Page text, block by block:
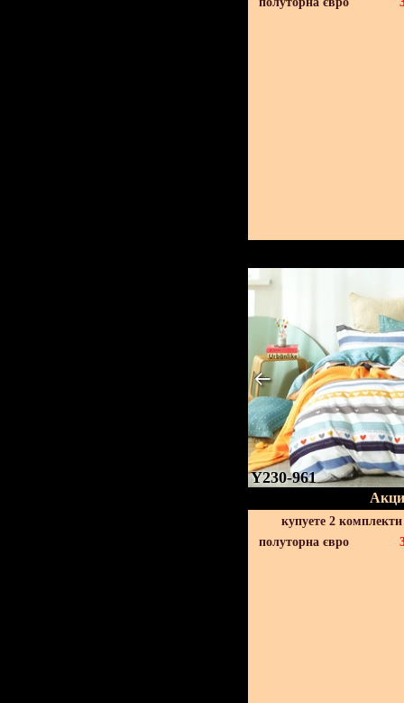
Y230-961
купуете 2
полуторна євро